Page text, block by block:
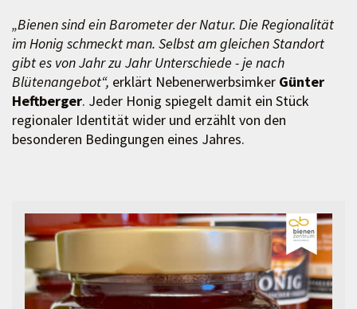
„Bienen sind ein Barometer der Natur. Die Regionalität
im Honig schmeckt man. Selbst am gleichen Standort
gibt es von Jahr zu Jahr Unterschiede - je nach
Blütenangebot“, erklärt Nebenerwerbsimker Günter
Heftberger. Jeder Honig spiegelt damit ein Stück
regionaler Identität wider und erzählt von den
besonderen Bedingungen eines Jahres.